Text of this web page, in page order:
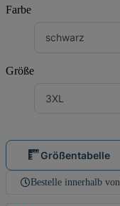
Farbe
schwarz
Größe
3XL
Größentabelle
Bestelle innerhalb von